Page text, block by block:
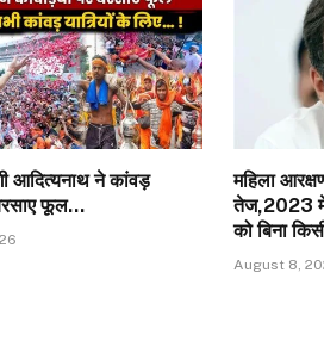
आदित्यनाथ ने कांवड़
फूल…
महिला
तेज,2023 में
को बिना
August 8,